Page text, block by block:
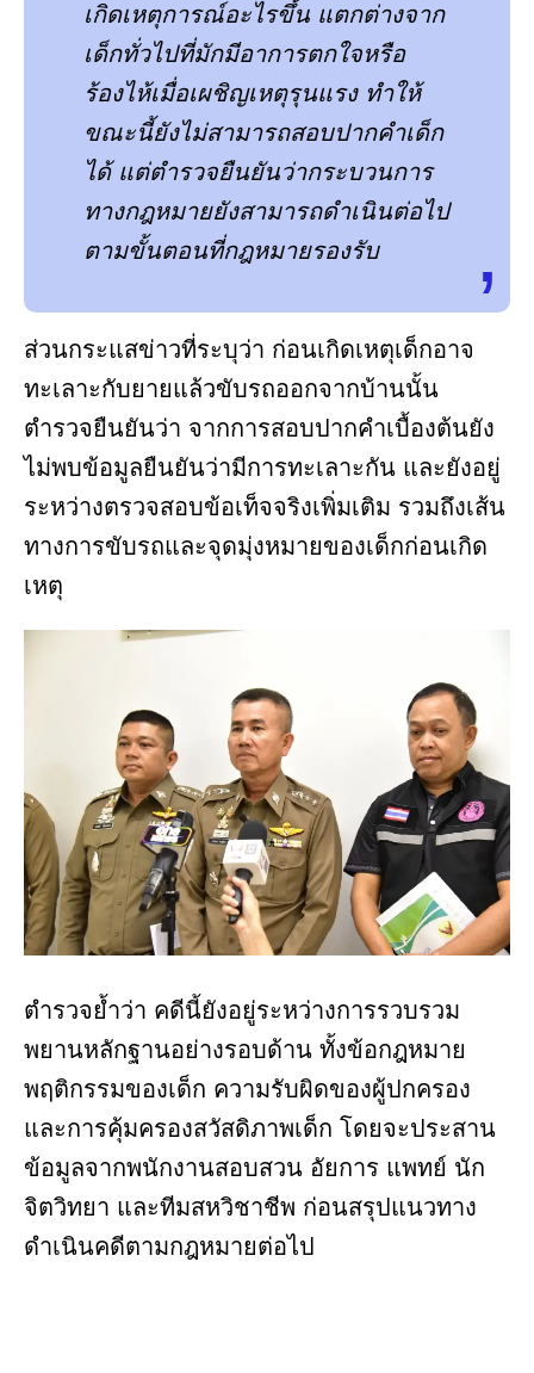
เกิดเหตุการณ์อะไรขึ้น แตกต่างจาก
เด็กทั่วไปที่มักมีอาการตกใจหรือ
ร้องไห้เมื่อเผชิญเหตุรุนแรง ทำให้
ขณะนี้ยังไม่สามารถสอบปากคำเด็ก
ได้ แต่ตำรวจยืนยันว่ากระบวนการ
ทางกฎหมายยังสามารถดำเนินต่อไป
ตามขั้นตอนที่กฎหมายรองรับ
ส่วนกระแสข่าวที่ระบุว่า ก่อนเกิดเหตุเด็กอาจ
ทะเลาะกับยายแล้วขับรถออกจากบ้านนั้น
ตำรวจยืนยันว่า จากการสอบปากคำเบื้องต้นยัง
ไม่พบข้อมูลยืนยันว่ามีการทะเลาะกัน และยังอยู่
ระหว่างตรวจสอบข้อเท็จจริงเพิ่มเติม รวมถึงเส้น
ทางการขับรถและจุดมุ่งหมายของเด็กก่อนเกิด
เหตุ
ตำรวจย้ำว่า คดีนี้ยังอยู่ระหว่างการรวบรวม
พยานหลักฐานอย่างรอบด้าน ทั้งข้อกฎหมาย
พฤติกรรมของเด็ก ความรับผิดของผู้ปกครอง
และการคุ้มครองสวัสดิภาพเด็ก โดยจะประสาน
ข้อมูลจากพนักงานสอบสวน อัยการ แพทย์ นัก
จิตวิทยา และทีมสหวิชาชีพ ก่อนสรุปแนวทาง
ดำเนินคดีตามกฎหมายต่อไป